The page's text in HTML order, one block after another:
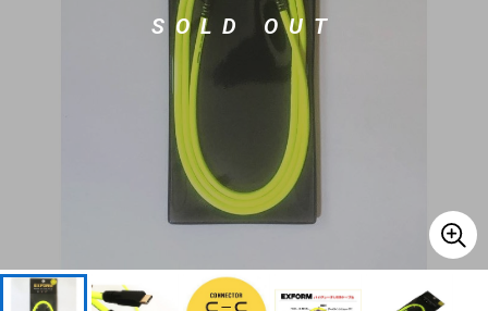
キーボード 電子ピアノ
SOLD OUT